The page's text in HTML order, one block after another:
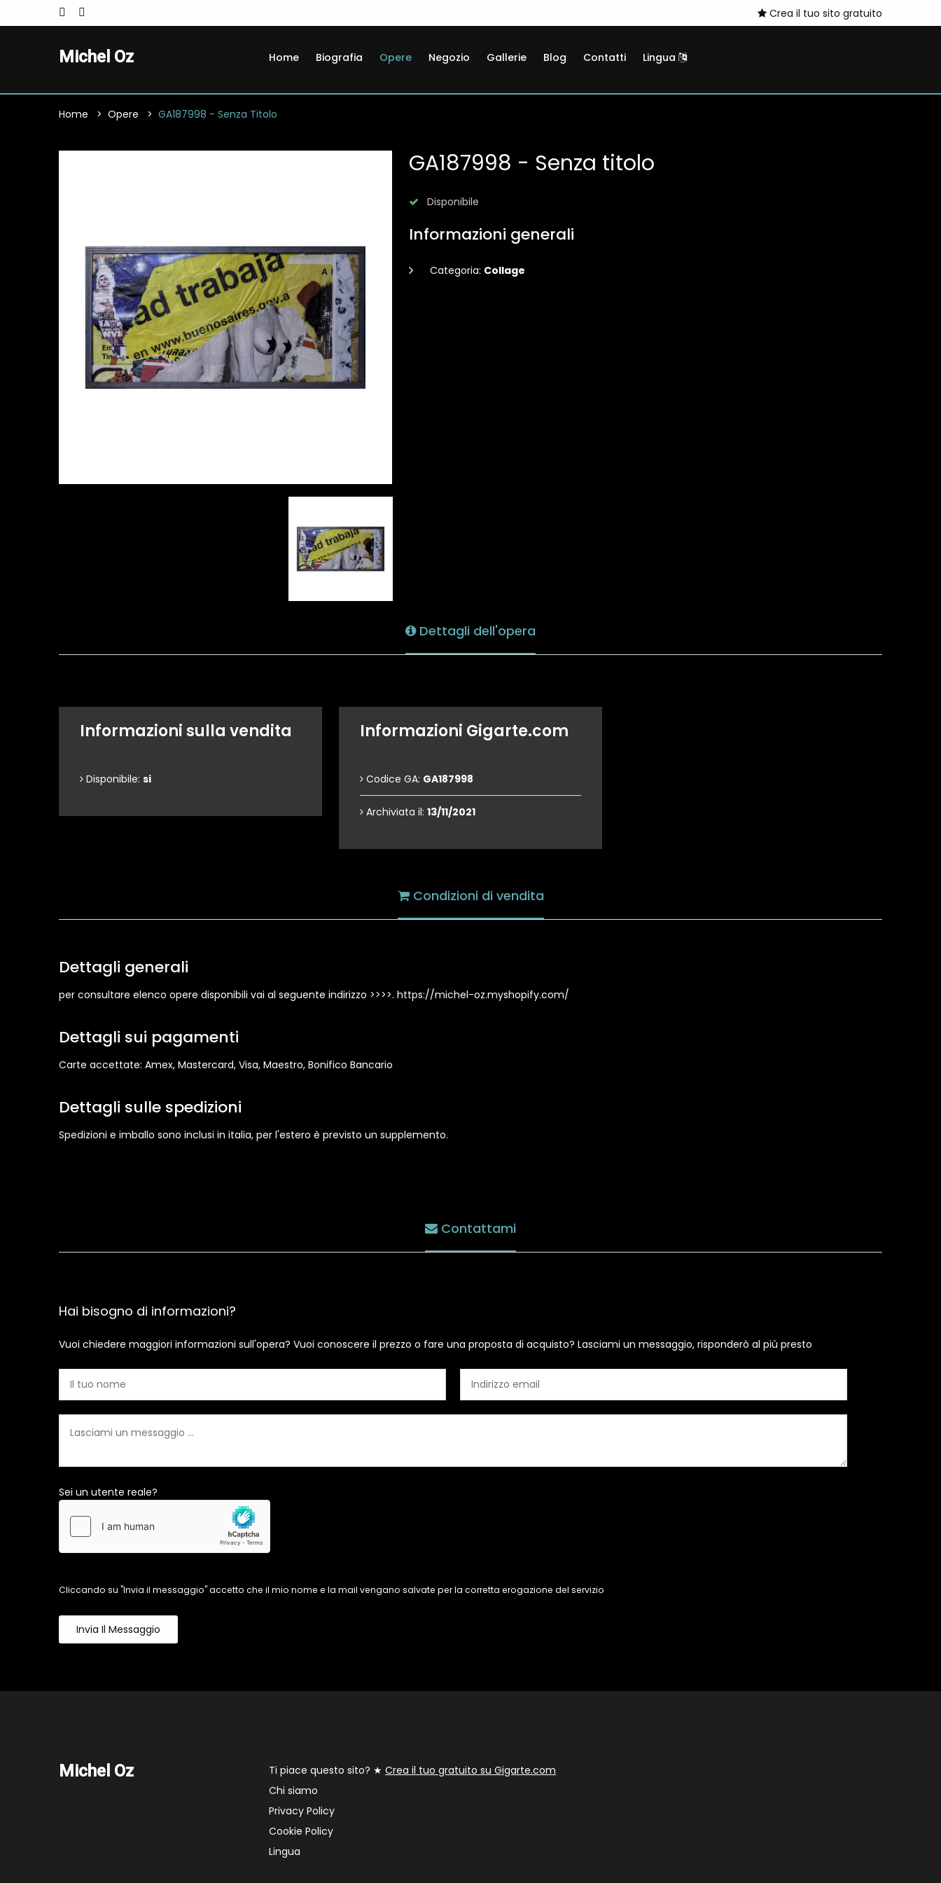
Crea il tuo sito gratuito
Michel Oz Home Biografia Opere Negozio Gallerie Blog Contatti Lingua
Home Opere GA187998 - Senza Titolo
GA187998 - Senza titolo
Disponibile
Informazioni generali
Categoria: Collage
Dettagli dell'opera
Informazioni sulla vendita
Disponibile: si
Informazioni Gigarte.com
Codice GA: GA187998
Archiviata il: 13/11/2021
Condizioni di vendita
Dettagli generali
per consultare elenco opere disponibili vai al seguente indirizzo >>>>. https://michel-oz.myshopify.com/
Dettagli sui pagamenti
Carte accettate: Amex, Mastercard, Visa, Maestro, Bonifico Bancario
Dettagli sulle spedizioni
Spedizioni e imballo sono inclusi in italia, per l'estero è previsto un supplemento.
Contattami
Hai bisogno di informazioni?
Vuoi chiedere maggiori informazioni sull'opera? Vuoi conoscere il prezzo o fare una proposta di acquisto? Lasciami un messaggio, risponderò al più presto
Sei un utente reale?
Cliccando su "Invia il messaggio" accetto che il mio nome e la mail vengano salvate per la corretta erogazione del servizio
Invia Il Messaggio
Michel Oz Ti piace questo sito? ★ Crea il tuo gratuito su Gigarte.com
Chi siamo
Privacy Policy
Cookie Policy
Lingua